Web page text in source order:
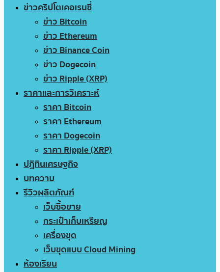
ข่าวคริปโตเคอเรนซี่
ข่าว Bitcoin
ข่าว Ethereum
ข่าว Binance Coin
ข่าว Dogecoin
ข่าว Ripple (XRP)
ราคาและการวิเคราะห์
ราคา Bitcoin
ราคา Ethereum
ราคา Dogecoin
ราคา Ripple (XRP)
ปฏิทินเศรษฐกิจ
บทความ
รีวิวผลิตภัณฑ์
เว็บซื้อขาย
กระเป๋าเก็บเหรียญ
เครื่องขุด
เว็บขุดแบบ Cloud Mining
ห้องเรียน